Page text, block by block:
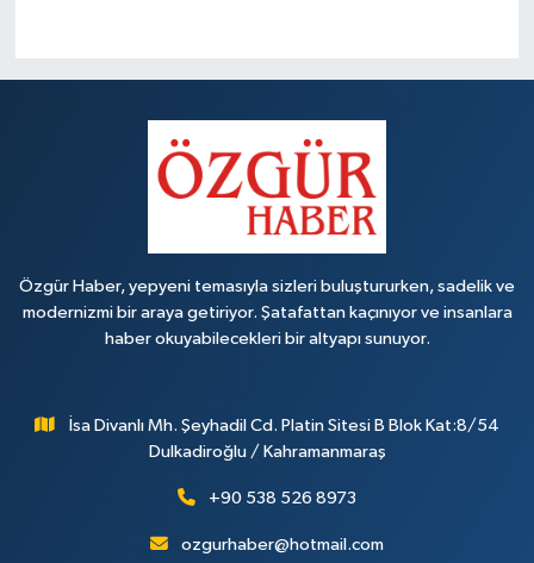
Özgür Haber, yepyeni temasıyla sizleri buluştururken, sadelik ve
modernizmi bir araya getiriyor. Şatafattan kaçınıyor ve insanlara
haber okuyabilecekleri bir altyapı sunuyor.
İsa Divanlı Mh. Şeyhadil Cd. Platin Sitesi B Blok Kat:8/54
Dulkadiroğlu / Kahramanmaraş
+90 538 526 8973
ozgurhaber@hotmail.com